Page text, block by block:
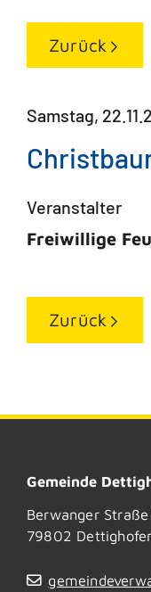
Zurück
Samstag,
Veranstalter
Freiwillige
Zurück
Gemeinde
Berwanger
79802